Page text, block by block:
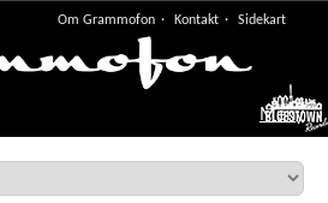
Om Grammofon Kontakt Sidekart
Meny